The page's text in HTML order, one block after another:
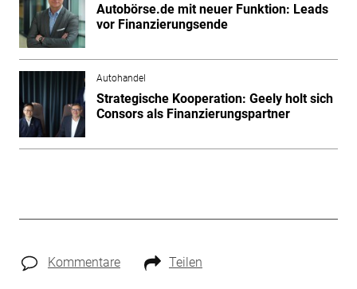
Autobörse.de mit neuer Funktion: Leads
vor Finanzierungsende
Autohandel
Strategische Kooperation: Geely holt sich
Consors als Finanzierungspartner
Kommentare Teilen